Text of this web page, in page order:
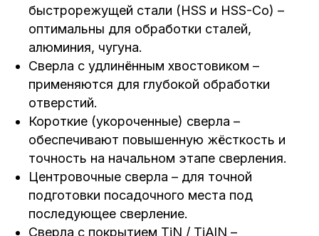
быстрорежущей стали (HSS и HSS-Co) –
оптимальны для обработки сталей,
алюминия, чугуна.
Сверла с удлинённым хвостовиком –
применяются для глубокой обработки
отверстий.
Короткие (укороченные) сверла –
обеспечивают повышенную жёсткость и
точность на начальном этапе сверления.
Центровочные сверла – для точной
подготовки посадочного места под
последующее сверление.
Сверла с покрытием TiN / TiAlN –